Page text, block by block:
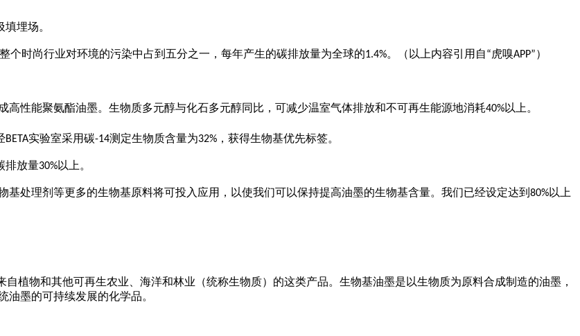
埋场。
个时尚行业对环境的污染中占到五分之一，每年产生的碳排放量为全球的1.4%。（以上内容引用自“虎嗅APP”）
性能聚氨酯油墨。生物质多元醇与化石多元醇同比，可减少温室气体排放和不可再生能源地消耗40%以上。
BETA实验室采用碳-14测定生物质含量为32% ，获得生物基优先标签。
排放量30%以上。
处理剂等更多的生物基原料将可投入应用，以使我们可以保持提高油墨的生物基含量。我们已经设定达到 80%以上
植物和其他可再生农业、海洋和林业（统称生物质）的这类产品。生物基油墨是以生物质为原料合成制造的油墨，
墨的可持续发展的化学品。